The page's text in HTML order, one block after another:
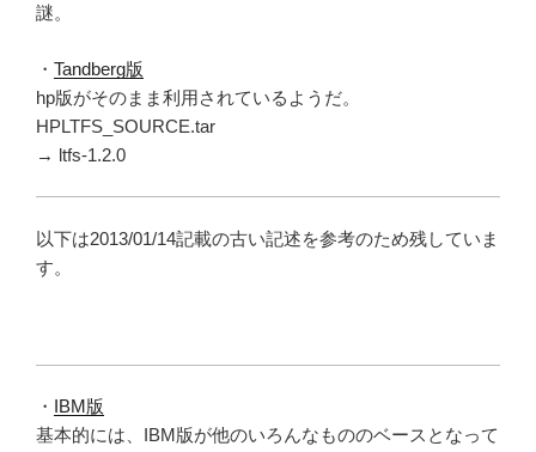
謎。
・ Tandberg版
hp版がそのまま利用されているようだ。
HPLTFS_SOURCE.tar
→ ltfs-1.2.0
以下は2013/01/14記載の古い記述を参考のため残していま
す。
・ IBM版
基本的には、IBM版が他のいろんなもののベースとなって